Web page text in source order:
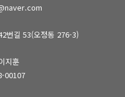
번길 53(오정동 276-3)
지훈
00107